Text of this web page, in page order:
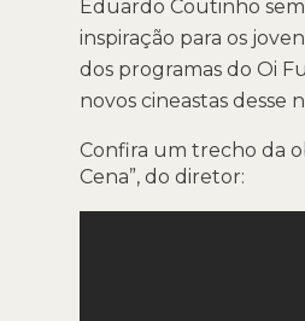
Eduardo Coutinho
inspiração para os
dos programas do Oi
novos cineastas desse
Confira um trecho da
Cena”, do diretor: